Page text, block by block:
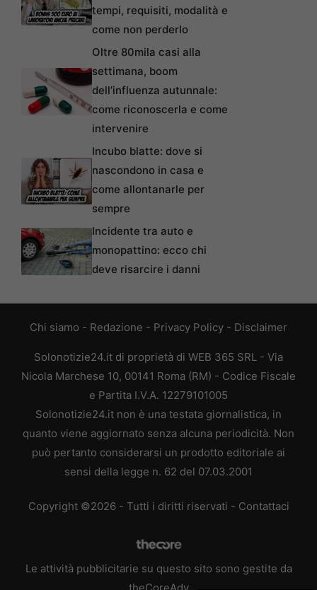
tempi, requisiti, modalità e
come non perderlo
Oltre 80mila casi alla
settimana, boom
dell’influenza autunnale:
come riconoscerla e come
intervenire
Incubo blatte: dove si
nascondono in casa e
come allontanarle per
sempre
Incidente tra auto e
monopattino: ecco chi
deve risarcire i danni
Chi siamo - Redazione - Privacy Policy - Disclaimer
Solonotizie24.it di proprietà di WEB 365 SRL - Via
Nicola Marchese 10, 00141 Roma (RM) - Codice Fiscale
e Partita I.V.A. 12279101005
Solonotizie24.it non è una testata giornalistica, in
quanto viene aggiornato senza alcuna periodicità. Non
può pertanto considerarsi un prodotto editoriale ai
sensi della legge n. 62 del 07.03.2001
Copyright ©2026 - Tutti i diritti riservati - Contattaci
Le attività pubblicitarie su questo sito sono gestite da